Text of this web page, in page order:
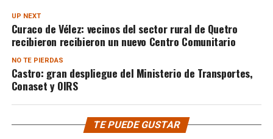
UP NEXT
Curaco de Vélez: vecinos del sector rural de Quetro
recibieron recibieron un nuevo Centro Comunitario
NO TE PIERDAS
Castro: gran despliegue del Ministerio de Transportes,
Conaset y OIRS
TE PUEDE GUSTAR